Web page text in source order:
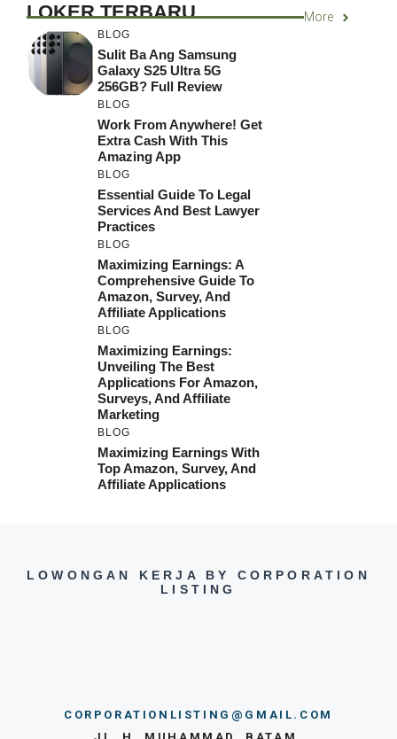
LOKER TERBARU More
BLOG
Sulit Ba Ang Samsung
Galaxy S25 Ultra 5G
256GB? Full Review
BLOG
Work From Anywhere! Get
Extra Cash With This
Amazing App
BLOG
Essential Guide To Legal
Services And Best Lawyer
Practices
BLOG
Maximizing Earnings: A
Comprehensive Guide To
Amazon, Survey, And
Affiliate Applications
BLOG
Maximizing Earnings:
Unveiling The Best
Applications For Amazon,
Surveys, And Affiliate
Marketing
BLOG
Maximizing Earnings With
Top Amazon, Survey, And
Affiliate Applications
LOWONGAN KERJA BY CORPORATION
LISTING
CORPORATIONLISTING@GMAIL.COM